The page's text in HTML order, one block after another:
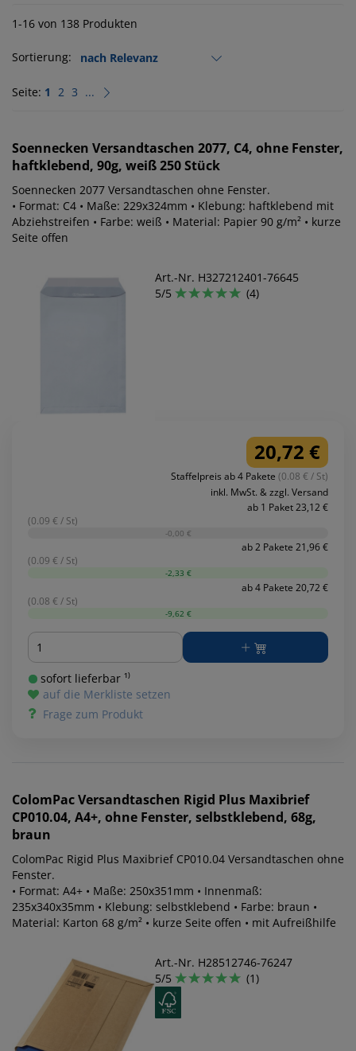
1-16 von 138 Produkten
Sortierung:
Seite: 1 2 3 ...
Soennecken Versandtaschen 2077, C4, ohne Fenster,
haftklebend, 90g, weiß 250 Stück
Soennecken 2077 Versandtaschen ohne Fenster.
• Format: C4 • Maße: 229x324mm • Klebung: haftklebend mit
Abziehstreifen • Farbe: weiß • Material: Papier 90 g/m² • kurze
Seite offen
Art.-Nr. H327212401-76645
5/5
(4)
20,72 €
Staffelpreis ab 4 Pakete (0.08 € / St)
inkl. MwSt. & zzgl. Versand
ab 1 Paket 23,12 €
(0.09 € / St)
-0,00 €
ab 2 Pakete 21,96 €
(0.09 € / St)
-2,33 €
ab 4 Pakete 20,72 €
(0.08 € / St)
-9,62 €
Menge
sofort lieferbar ¹⁾
auf die Merkliste setzen
Frage zum Produkt
ColomPacVersandtaschen Rigid Plus Maxibrief
CP010.04, A4+, ohne Fenster, selbstklebend, 68g,
braun
ColomPac Rigid Plus Maxibrief CP010.04 Versandtaschen ohne
Fenster.
• Format: A4+ • Maße: 250x351mm • Innenmaß:
235x340x35mm • Klebung: selbstklebend • Farbe: braun •
Material: Karton 68 g/m² • kurze Seite offen • mit Aufreißhilfe
Art.-Nr. H28512746-76247
5/5
(1)